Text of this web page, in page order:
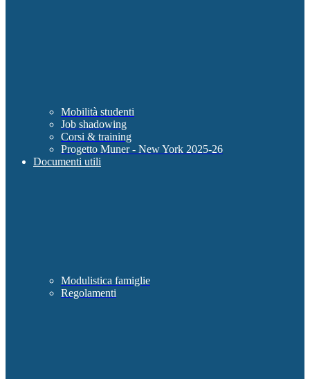
Mobilità studenti
Job shadowing
Corsi & training
Progetto Muner - New York 2025-26
Documenti utili
Modulistica famiglie
Regolamenti